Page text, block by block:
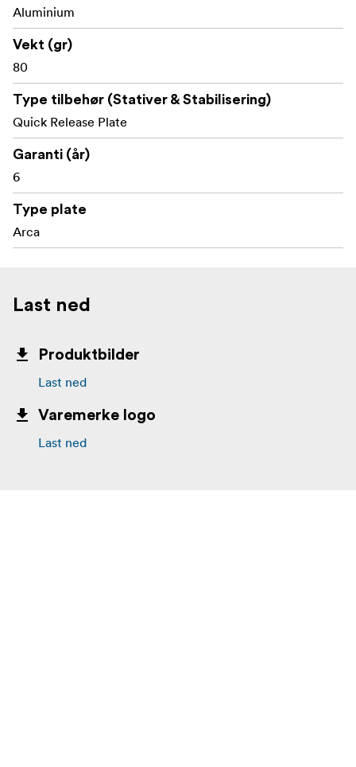
Aluminium
Vekt (gr)
80
Type tilbehør (Stativer & Stabilisering)
Quick Release Plate
Garanti (år)
6
Type plate
Arca
Last ned
Produktbilder
Last ned
Varemerke logo
Last ned